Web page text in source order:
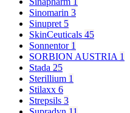
Sinomarin 3
Sinupret 5
SkinCeuticals 45
Sonnentor 1
SORBION AUSTRIA 1
Stada 25
Sterillium 1
Stilaxx 6
Strepsils 3